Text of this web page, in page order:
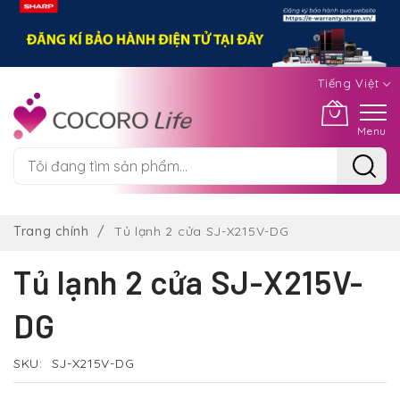
Tiếng Việt
Menu
nộiTrang chính Tủ lạnh 2 cửa SJ-X215V-DG
Tủ lạnh 2 cửa SJ-X215V-
DG
SKU SJ-X215V-DG